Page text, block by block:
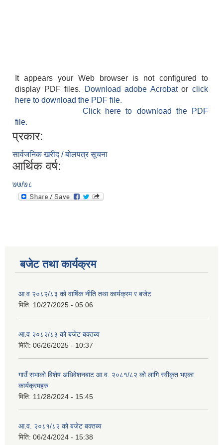
It appears your Web browser is not configured to
display PDF files.
Download adobe Acrobatorclick
here to download the PDF file.
Click here to download the PDF
file.
प्रकार:
सार्वजनिक खरीद / बोलपत्र सूचना
आर्थिक वर्ष:
७७/७८
बजेट तथा कार्यक्रम
आ.व २०८२/८३ को वार्षिक नीति तथा कार्यक्रम र बजेट
मिति: 10/27/2025 - 05:06
आ.व २०८२/८३ को बजेट बक्तब्य
मिति: 06/26/2025 - 10:37
गाउँ सभाको विशेष अधिवेशनबाट आ.व. २०८१/८२ को लागि स्वीकृत भएका
कार्यक्रमहरु
मिति: 11/28/2024 - 15:45
आ.व. २०८१/८२ को बजेट बक्तब्य
मिति: 06/24/2024 - 15:38